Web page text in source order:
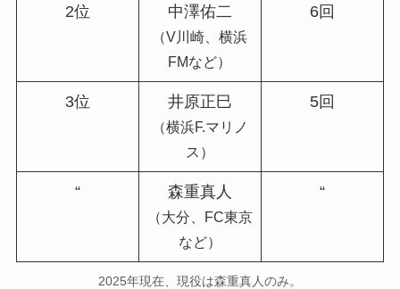
2位 中澤佑二
（V川崎、横浜
FMなど）
6回
3位 井原正巳
（横浜F.マリノ
ス）
5回
“ 森重真人
（大分、FC東京
など）
“
2025年現在、現役は森重真人のみ。